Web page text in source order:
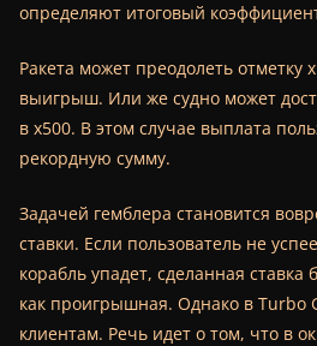
определяют итоговый
Ракета может преодолеть
выигрыш. Или же судно может
в х500. В этом случае выплата
рекордную сумму.
Задачей гемблера становится
ставки. Если пользователь не
корабль упадет, сделанная ставка
как проигрышная. Однако в Turbo
клиентам. Речь идет о том, что в